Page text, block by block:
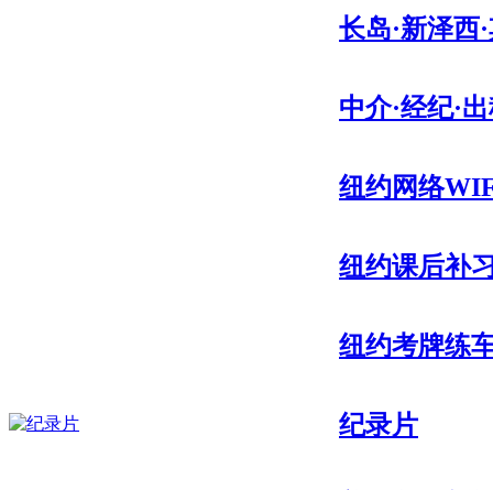
长岛·新泽西
中介·经纪·
纽约网络
纽约课后补
纽约考牌练
纪录片